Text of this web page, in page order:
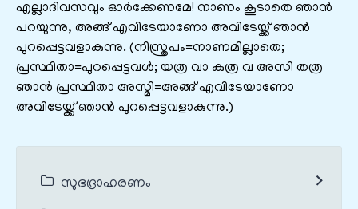
എല്ലാദിവസവും ഓർക്കേണമേ! നാണം കൂടാതെ ഞാൻ
പറയുന്നു, അങ്ങ് എവിടേയാണോ അവിടേയ്ക്ക് ഞാൻ
പുറപ്പെട്ടവളാകുന്നു. (നിസ്ത്രപം=നാണമില്ലാതെ;
പ്രസ്ഥിതാ=പുറപ്പെട്ടവൾ; യത്ര വാ കുത്ര വ അസി തത്ര
ഞാൻ പ്രസ്ഥിതാ അസ്മി=അങ്ങ് എവിടേയാണോ
അവിടേയ്ക്ക് ഞാൻ പുറപ്പെട്ടവളാകുന്നു.)
സുഭദ്രാഹരണം